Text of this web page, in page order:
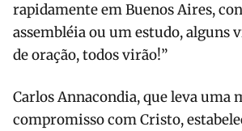
rapidamente em Buenos Aires,
assembléia ou um estudo, alguns
de oração, todos virão!”
Carlos Annacondia, que leva uma
compromisso com Cristo,